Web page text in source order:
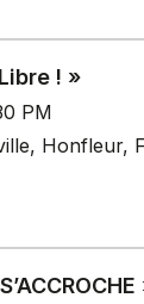
! »
PM
Honfleur,